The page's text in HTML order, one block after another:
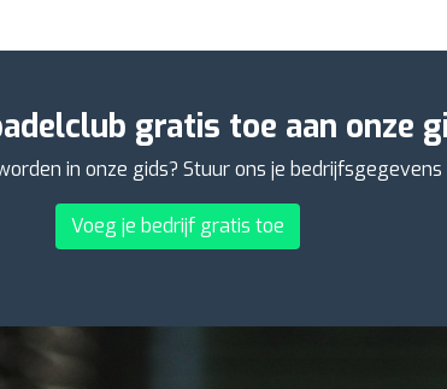
gratis toe aan onze
in onze gids? Stuur ons je
Voeg je bedrijf gratis toe